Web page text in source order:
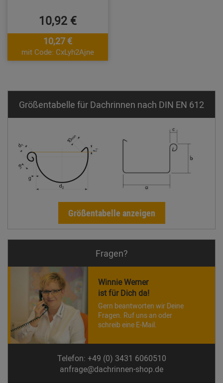
10,92 €
10,27 €
mit Code: CxLyh2Ajne
Größentabelle für Dachrinnen nach DIN EN 612
Größentabelle anzeigen
Fragen?
Winnie Werner
ist für Dich da!
Gern beantworten wir Deine
Fragen. Ruf uns an oder
schreib eine E-Mail.
Telefon: +49 (0) 3431 6060510
anfrage@dachrinnen-shop.de